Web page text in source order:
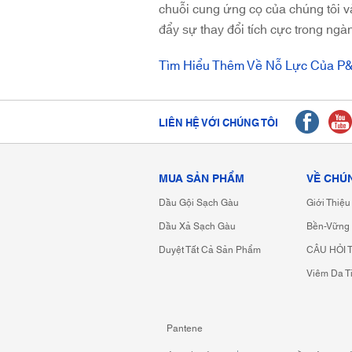
chuỗi cung ứng cọ của chúng tôi
đẩy sự thay đổi tích cực trong
Tìm Hiểu Thêm Về Nỗ Lực Của
LIÊN HỆ VỚI CHÚNG TÔI
MUA SẢN PHẨM
Dầu Gội Sạch Gàu
Dầu Xả Sạch Gàu
Duyệt Tất Cả Sản Phẩm
VỀ
Giới
Bền-Vững
CÂU HỎI
Viêm Da
Pantene